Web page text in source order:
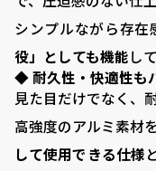
シンプルながら存在
役」としても機能し
◆ 耐久性・快適性も
見た目だけでなく、
高強度のアルミ素材
して使用できる仕様